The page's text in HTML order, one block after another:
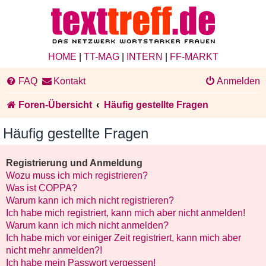
HOME TT-MAG| INTERN FF-MARKT
FAQ Kontakt Anmelden
Foren-Übersicht Häufig gestellte Fragen
Häufig gestellte Fragen
Registrierung und Anmeldung
Wozu muss ich mich registrieren?
Was ist COPPA?
Warum kann ich mich nicht registrieren?
Ich habe mich registriert, kann mich aber nicht anmelden!
Warum kann ich mich nicht anmelden?
Ich habe mich vor einiger Zeit registriert, kann mich aber
nicht mehr anmelden?!
Ich habe mein Passwort vergessen!